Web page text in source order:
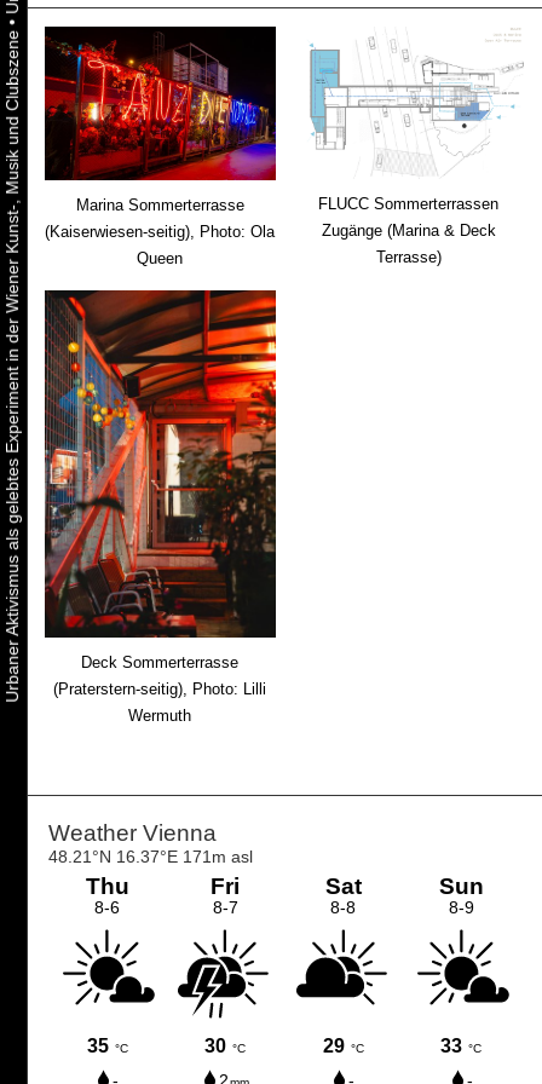
Urbaner Aktivismus als gelebtes Experiment in der Wiener Kunst-, Musik und Clubszene
•
Marina Sommerterrasse
(Kaiserwiesen-seitig), Photo: Ola
Queen
FLUCC Sommerterrassen
Zugänge (Marina & Deck
Terrasse)
Deck Sommerterrasse
(Praterstern-seitig), Photo: Lilli
Wermuth